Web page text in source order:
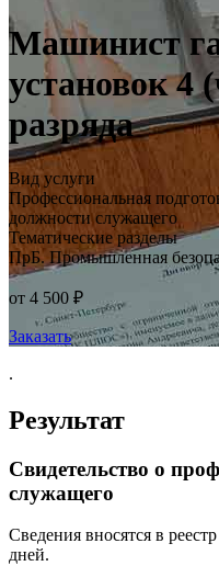
Машинист
установок 4
разряда
Вид услуги
Профессиональная
должности служащего
Тематические разделы
ПрБ. Промышленная
от 4 500 ₽
Заказать
.
Результат
Свидетельство о
служащего
Сведения вносятся в
дней.